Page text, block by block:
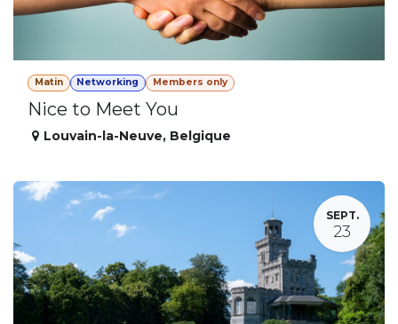
Matin Networking Members only
Nice to Meet You
Louvain-la-Neuve, Belgique
SEPT.
23